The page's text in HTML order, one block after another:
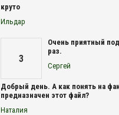
круто
Ильдар
3
Очень приятный
раз.
Сергей
Добрый день. А как понять на
предназначен этот файл?
Наталия